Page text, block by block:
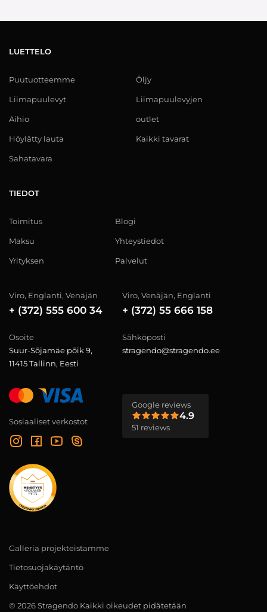
LUETTELO
Puutuotteemme
Liimapuulevyt
Aihio
Höylätty lauta
Sahatavara
Öljy
Liimapuulevyjen
outlet
Kaikki tavarat
TIEDOT
Toimitus
Maksu
Yrityksen
Blogi
Yhteystiedot
Palvelut
Viro, Englanti, Venäjän
+ (372) 555 600 34
Viro, Venäjän, Englanti
+ (372) 55 666 158
Osoite
Suur-Sõjamäe põik 9,
11415 Tallinn, Eesti
Sähköposti
stragendo@stragendo.ee
Sosiaaliset verkostot
Google reviews
4.9
51 reviews
Galleria projekteistamme
Tietosuojakäytäntö
Käyttöehdot
© 2026 Stragendo Kaikki oikeudet pidätetään